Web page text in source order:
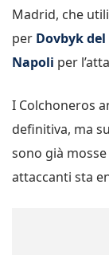
Madrid, che
per Dovbyk
Napoli per
I Colchoneros
definitiva, ma su
sono già mosse
attaccanti sta